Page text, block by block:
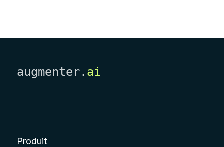
augmenter. ai
Produit